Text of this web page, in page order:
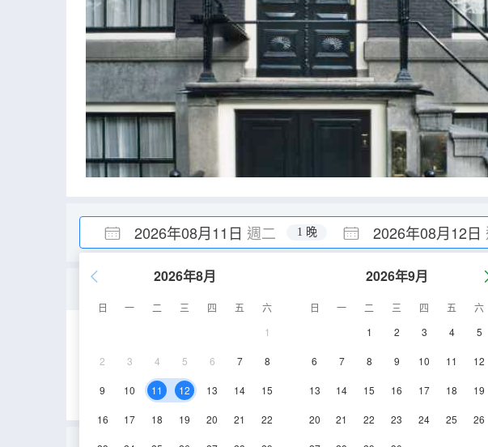
2026年08月11日 週二 2026年08月12日
1 晚
2026年8月
日 一 二 三 四 五
六
1
2 3 4 5 6 7 8
9 10 11 12 13 14 15
16 17 18 19 20 21 22
2026年9月
日 一 二 三 四 五
六
1
2 3 4 5
6 7 8 9 10 11 12
13 14 15 16 17 18 19
20 21 22 23 24 25 26